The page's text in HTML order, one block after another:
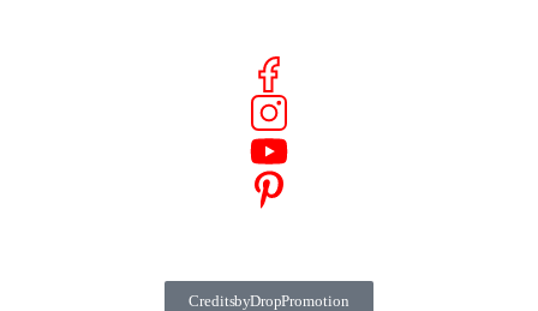
Credits by Drop Promotion